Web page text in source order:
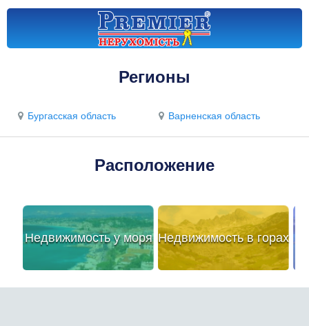
Регионы
Бургасская область Варненская область
Расположение
Недвижимость у моря Недвижимость в горах